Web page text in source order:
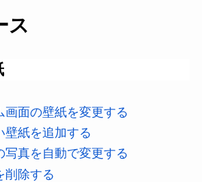
ス
画面の壁紙を変更する
壁紙を追加する
写真を自動で変更する
削除する